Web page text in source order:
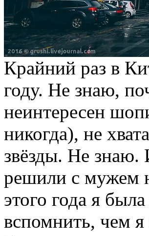
Крайний раз в
году. Не знаю,
неинтересен
никогда), не
звёзды. Не знаю.
решили с мужем
этого года я
вспомнить, чем